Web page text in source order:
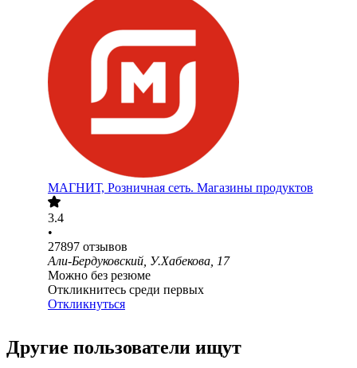
МАГНИТ, Розничная сеть. Магазины продуктов
3.4
•
27897 отзывов
Али-Бердуковский, У.Хабекова, 17
Можно без резюме
Откликнитесь среди первых
Откликнуться
Другие пользователи ищут